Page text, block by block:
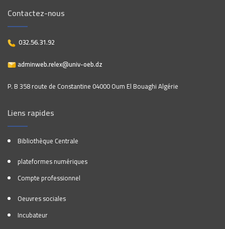
Contactez-nous
032.56.31.92
adminweb.relex@univ-oeb.dz
P. B 358 route de Constantine 04000 Oum El Bouaghi Algérie
Liens rapides
Bibliothèque Centrale
plateformes numériques
Compte professionnel
Oeuvres sociales
Incubateur